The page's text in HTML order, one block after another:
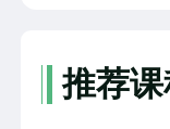
片中还解析“短
现其在典籍、
推荐